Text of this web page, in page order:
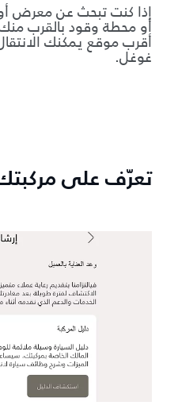
إذا كنت تبحث عن معرض
أو محطة وقود بالقرب
أقرب موقع يمكنك
غوغل.
تعرّف على